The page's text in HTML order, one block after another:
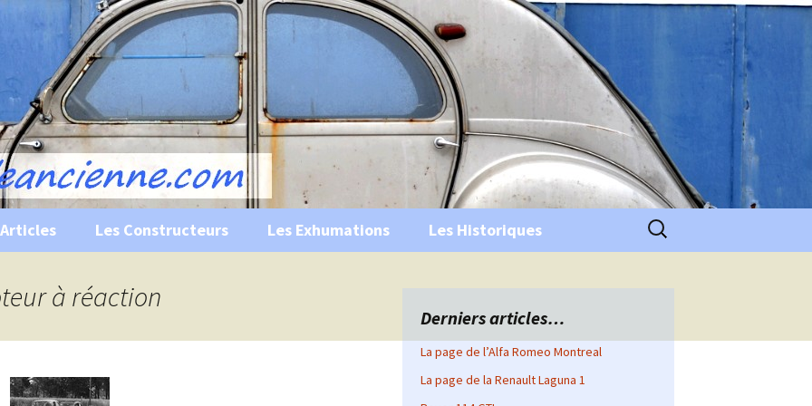
Ancienne
historiques …
Les Constructeurs Les Exhumations Les Historiques Rechercher :
à réaction
Derniers articles…
La page de l’Alfa Romeo Montreal
La page de la Renault Laguna 1